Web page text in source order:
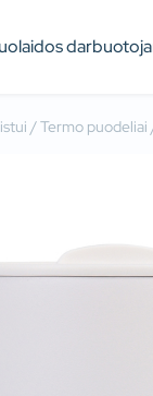
/Termo puodeliai